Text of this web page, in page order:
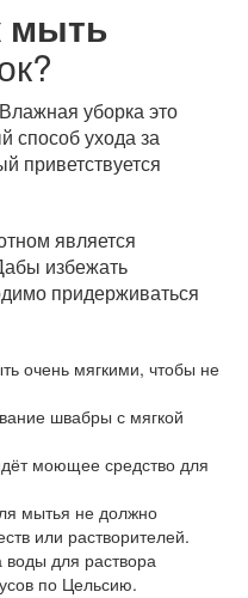
мыть
уборка это
способ ухода за
приветствуется
является
избежать
придерживаться
очень мягкими, чтобы не
швабры с мягкой
моющее средство для
мытья не должно
или растворителей.
для раствора
по Цельсию.